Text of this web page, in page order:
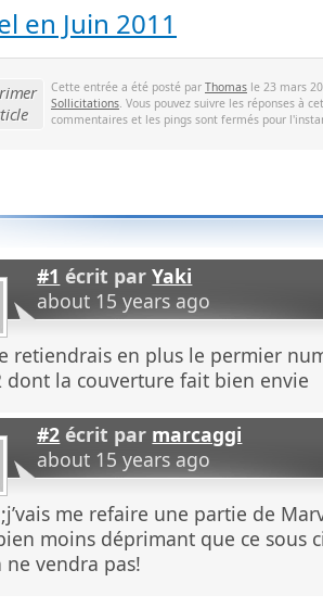
en Juin 2011
Cette entrée a été posté par Thomas le 23 mars
Sollicitations. Vous pouvez suivre les réponses à
commentaires et les pings sont fermés pour
#1 écrit parYaki
about 15 years ago
retiendrais en plus le permier
dont la couverture fait bien envie
#2 écrit par marcaggi
about 15 years ago
me refaire une partie de
bien moins déprimant que ce sous
ne vendra pas!